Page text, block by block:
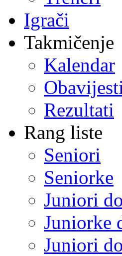
Igrači
Takmičenje
Kalendar
Rezultati
Rang liste
Seniori
Seniorke
Juniori
Juniorke
Juniori